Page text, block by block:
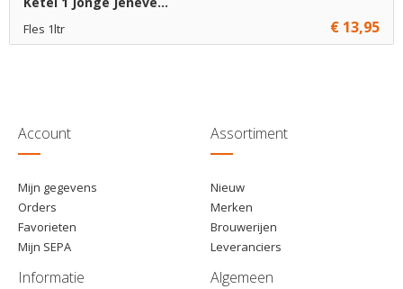
Fles 1ltr € 13,95
Account
Mijn gegevens
Orders
Favorieten
Mijn SEPA
Assortiment
Nieuw
Merken
Brouwerijen
Leveranciers
Informatie Algemeen